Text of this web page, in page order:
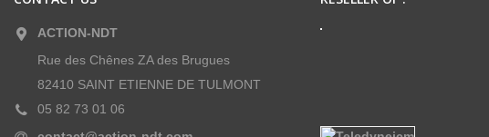
ACTION-NDT
Rue des Chênes ZA des Brugues
82410 SAINT ETIENNE DE TULMONT
05 82 73 01 06